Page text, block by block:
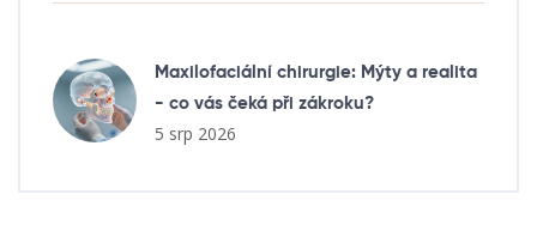
Maxilofaciální chirurgie: Mýty a realita
- co vás čeká při zákroku?
5 srp 2026